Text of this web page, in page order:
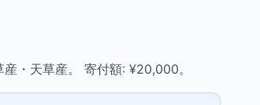
・天草産。 寄付額: ¥20,000。